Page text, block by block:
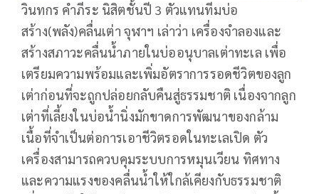
วินทกร คำภีระ นิสิตชั้นปี 3 ตัวแทนทีมบ่อ
สร้าง(พลัง)คลื่นเต่า จุฬาฯ เล่าว่า เครื่องจำลองและ
สร้างสภาวะคลื่นน้ำภายในบ่ออนุบาลเต่าทะเล เพื่อ
เตรียมความพร้อมและเพิ่มอัตราการรอดชีวิตของลูก
เต่าก่อนที่จะถูกปล่อยกลับคืนสู่ธรรมชาติ เนื่องจากลูก
เต่าที่เลี้ยงในบ่อน้ำนิ่งมักขาดการพัฒนาของกล้าม
เนื้อที่จำเป็นต่อการเอาชีวิตรอดในทะเลเปิด ตัว
เครื่องสามารถควบคุมระบบการหมุนเวียน ทิศทาง
และความแรงของคลื่นน้ำให้ใกล้เคียงกับธรรมชาติ